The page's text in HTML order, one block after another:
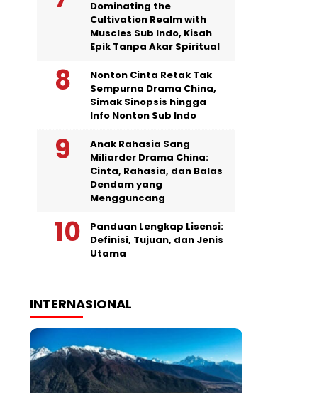
Dominating the
Cultivation Realm with
Muscles Sub Indo, Kisah
Epik Tanpa Akar Spiritual
Nonton Cinta Retak Tak
Sempurna Drama China,
Simak Sinopsis hingga
Info Nonton Sub Indo
Anak Rahasia Sang
Miliarder Drama China:
Cinta, Rahasia, dan Balas
Dendam yang
Mengguncang
Panduan Lengkap Lisensi:
Definisi, Tujuan, dan Jenis
Utama
INTERNASIONAL